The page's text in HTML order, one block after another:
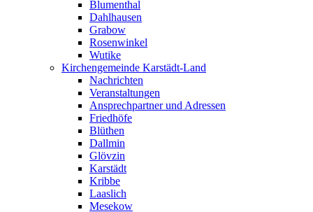
Blumenthal
Dahlhausen
Grabow
Rosenwinkel
Wutike
Kirchengemeinde Karstädt-Land
Nachrichten
Veranstaltungen
Ansprechpartner und Adressen
Friedhöfe
Blüthen
Dallmin
Glövzin
Karstädt
Kribbe
Laaslich
Mesekow